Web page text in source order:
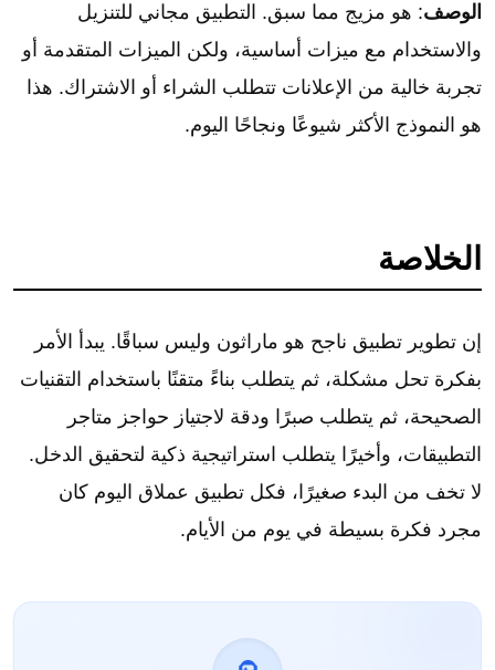
الوصف: هو مزيج مما سبق. التطبيق مجاني للتنزيل
والاستخدام مع ميزات أساسية، ولكن الميزات المتقدمة أو
تجربة خالية من الإعلانات تتطلب الشراء أو الاشتراك. هذا
هو النموذج الأكثر شيوعًا ونجاحًا اليوم.
الخلاصة
إن تطوير تطبيق ناجح هو ماراثون وليس سباقًا. يبدأ الأمر
بفكرة تحل مشكلة، ثم يتطلب بناءً متقنًا باستخدام التقنيات
الصحيحة، ثم يتطلب صبرًا ودقة لاجتياز حواجز متاجر
التطبيقات، وأخيرًا يتطلب استراتيجية ذكية لتحقيق الدخل.
لا تخف من البدء صغيرًا، فكل تطبيق عملاق اليوم كان
مجرد فكرة بسيطة في يوم من الأيام.